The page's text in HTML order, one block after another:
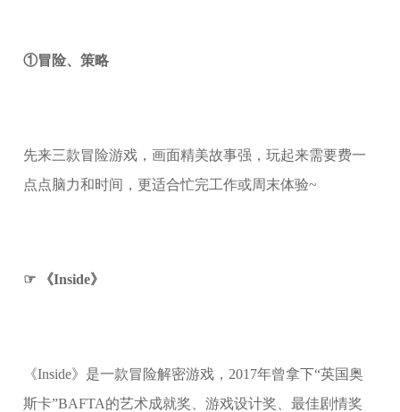
①冒险、策略
先来三款冒险游戏，画面精美故事强，玩起来需要费一
点点脑力和时间，更适合忙完工作或周末体验~
☞ 《Inside》
《Inside》是一款冒险解密游戏，2017年曾拿下“英国奥
斯卡”BAFTA的艺术成就奖、游戏设计奖、最佳剧情奖